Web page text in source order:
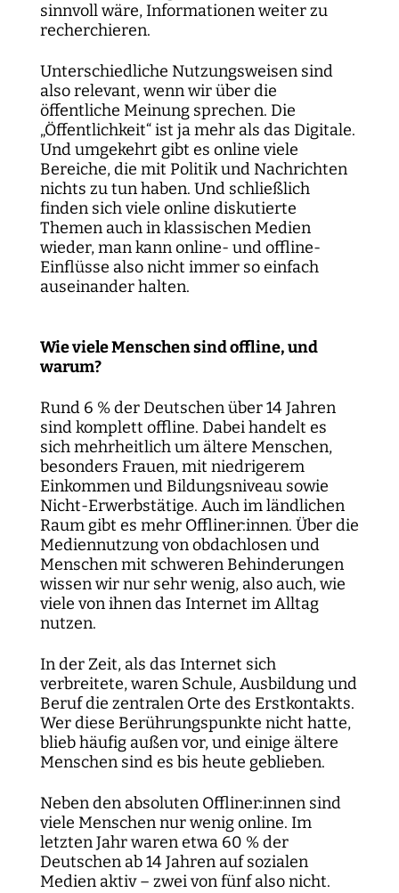
sinnvoll wäre, Informationen weiter zu
recherchieren.
Unterschiedliche Nutzungsweisen sind
also relevant, wenn wir über die
öffentliche Meinung sprechen. Die
„Öffentlichkeit“ ist ja mehr als das Digitale.
Und umgekehrt gibt es online viele
Bereiche, die mit Politik und Nachrichten
nichts zu tun haben. Und schließlich
finden sich viele online diskutierte
Themen auch in klassischen Medien
wieder, man kann online- und offline-
Einflüsse also nicht immer so einfach
auseinander halten.
Wie viele Menschen sind offline, und
warum?
Rund 6 % der Deutschen über 14 Jahren
sind komplett offline. Dabei handelt es
sich mehrheitlich um ältere Menschen,
besonders Frauen, mit niedrigerem
Einkommen und Bildungsniveau sowie
Nicht-Erwerbstätige. Auch im ländlichen
Raum gibt es mehr Offliner:innen. Über die
Mediennutzung von obdachlosen und
Menschen mit schweren Behinderungen
wissen wir nur sehr wenig, also auch, wie
viele von ihnen das Internet im Alltag
nutzen.
In der Zeit, als das Internet sich
verbreitete, waren Schule, Ausbildung und
Beruf die zentralen Orte des Erstkontakts.
Wer diese Berührungspunkte nicht hatte,
blieb häufig außen vor, und einige ältere
Menschen sind es bis heute geblieben.
Neben den absoluten Offliner:innen sind
viele Menschen nur wenig online. Im
letzten Jahr waren etwa 60 % der
Deutschen ab 14 Jahren auf sozialen
Medien aktiv – zwei von fünf also nicht.